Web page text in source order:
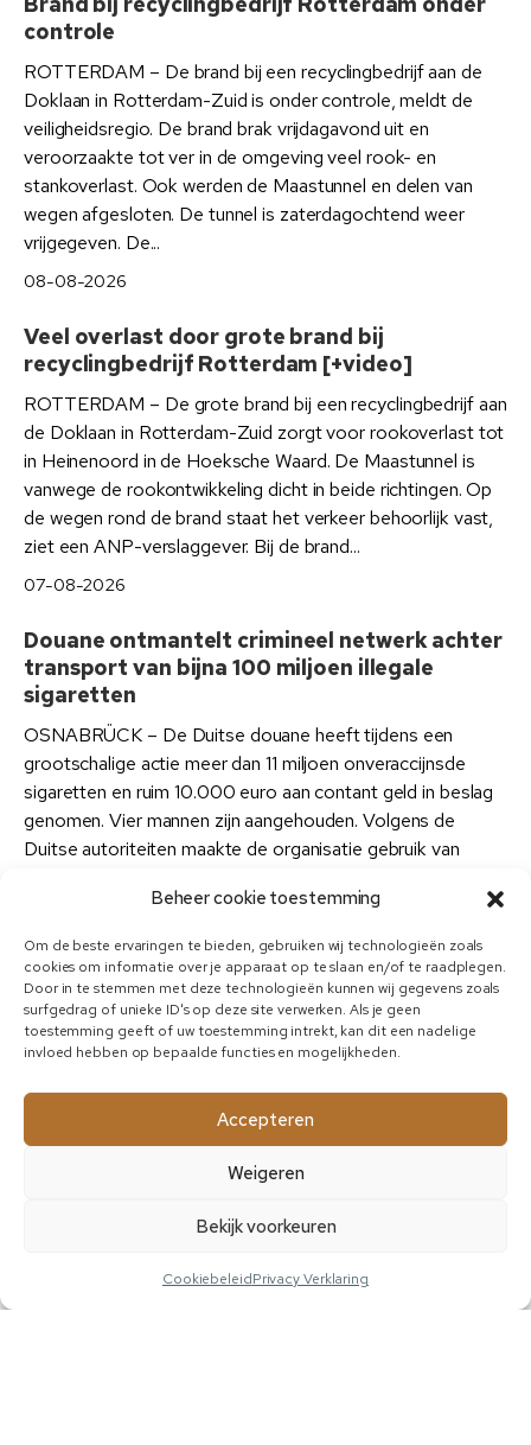
Beheer cookie toestemming
Om de beste ervaringen te bieden, gebruiken wij technologieën zoals
cookies om informatie over je apparaat op te slaan en/of te raadplegen.
Door in te stemmen met deze technologieën kunnen wij gegevens zoals
surfgedrag of unieke ID's op deze site verwerken. Als je geen
toestemming geeft of uw toestemming intrekt, kan dit een nadelige
invloed hebben op bepaalde functies en mogelijkheden.
Accepteren
Weigeren
Bekijk voorkeuren
CookiebeleidPrivacy Verklaring
controle
ROTTERDAM – De brand bij een recyclingbedrijf aan de
Doklaan in Rotterdam-Zuid is onder controle, meldt de
veiligheidsregio. De brand brak vrijdagavond uit en
veroorzaakte tot ver in de omgeving veel rook- en
stankoverlast. Ook werden de Maastunnel en delen van
wegen afgesloten. De tunnel is zaterdagochtend weer
vrijgegeven. De...
08-08-2026
Veel overlast door grote brand bij
recyclingbedrijf Rotterdam [+video]
ROTTERDAM – De grote brand bij een recyclingbedrijf aan
de Doklaan in Rotterdam-Zuid zorgt voor rookoverlast tot
in Heinenoord in de Hoeksche Waard. De Maastunnel is
vanwege de rookontwikkeling dicht in beide richtingen. Op
de wegen rond de brand staat het verkeer behoorlijk vast,
ziet een ANP-verslaggever. Bij de brand...
07-08-2026
Douane ontmantelt crimineel netwerk achter
transport van bijna 100 miljoen illegale
sigaretten
OSNABRÜCK – De Duitse douane heeft tijdens een
grootschalige actie meer dan 11 miljoen onveraccijnsde
sigaretten en ruim 10.000 euro aan contant geld in beslag
genomen. Vier mannen zijn aangehouden. Volgens de
Duitse autoriteiten maakte de organisatie gebruik van
sigaretten naar een gehuurde loods te vervoeren,...
07-08-2026
Italië wil grenscontroles niet intrekken na
dreigement Spanje
ROME – Italië zegt zich niet te laten intimideren door de
Spaanse dreigementen over tegenmaatregelen vanwege
de binnengrenscontroles die Italië eerder instelde voor
reizigers uit Spanje. Rome kwam daarmee nadat afgelopen
week tienduizenden migranten de Spaanse exclave Ceuta
Tientallen mensen kwamen daarbij...